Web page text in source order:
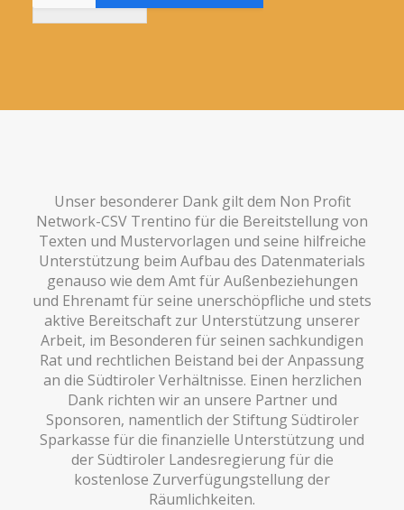
Unser besonderer Dank gilt dem Non Profit
Network-CSV Trentino für die Bereitstellung von
Texten und Mustervorlagen und seine hilfreiche
Unterstützung beim Aufbau des Datenmaterials
genauso wie dem Amt für Außenbeziehungen
und Ehrenamt für seine unerschöpfliche und stets
aktive Bereitschaft zur Unterstützung unserer
Arbeit, im Besonderen für seinen sachkundigen
Rat und rechtlichen Beistand bei der Anpassung
an die Südtiroler Verhältnisse. Einen herzlichen
Dank richten wir an unsere Partner und
Sponsoren, namentlich der Stiftung Südtiroler
Sparkasse für die finanzielle Unterstützung und
der Südtiroler Landesregierung für die
kostenlose Zurverfügungstellung der
Räumlichkeiten.